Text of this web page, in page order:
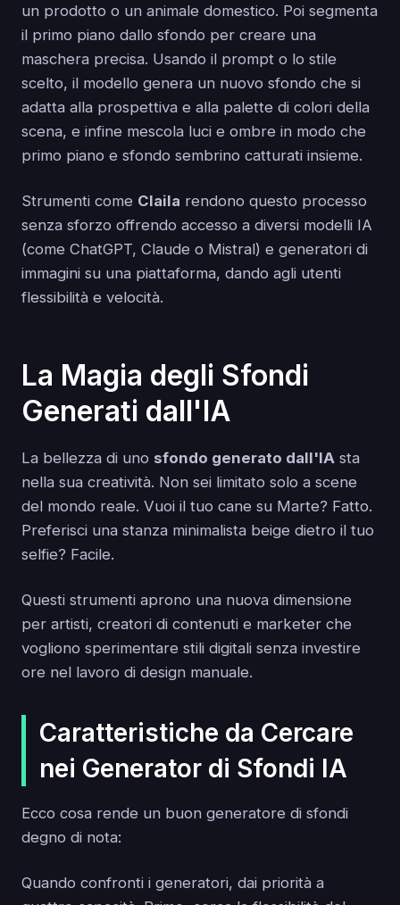
un prodotto o un animale domestico. Poi segmenta
il primo piano dallo sfondo per creare una
maschera precisa. Usando il prompt o lo stile
scelto, il modello genera un nuovo sfondo che si
adatta alla prospettiva e alla palette di colori della
scena, e infine mescola luci e ombre in modo che
primo piano e sfondo sembrino catturati insieme.
Strumenti come Claila rendono questo processo
senza sforzo offrendo accesso a diversi modelli IA
(come ChatGPT, Claude o Mistral) e generatori di
immagini su una piattaforma, dando agli utenti
flessibilità e velocità.
La Magia degli Sfondi
Generati dall'IA
La bellezza di uno sfondo generato dall'IA sta
nella sua creatività. Non sei limitato solo a scene
del mondo reale. Vuoi il tuo cane su Marte? Fatto.
Preferisci una stanza minimalista beige dietro il tuo
selfie? Facile.
Questi strumenti aprono una nuova dimensione
per artisti, creatori di contenuti e marketer che
vogliono sperimentare stili digitali senza investire
ore nel lavoro di design manuale.
Caratteristiche da Cercare
nei Generator di Sfondi IA
Ecco cosa rende un buon generatore di sfondi
degno di nota:
Quando confronti i generatori, dai priorità a